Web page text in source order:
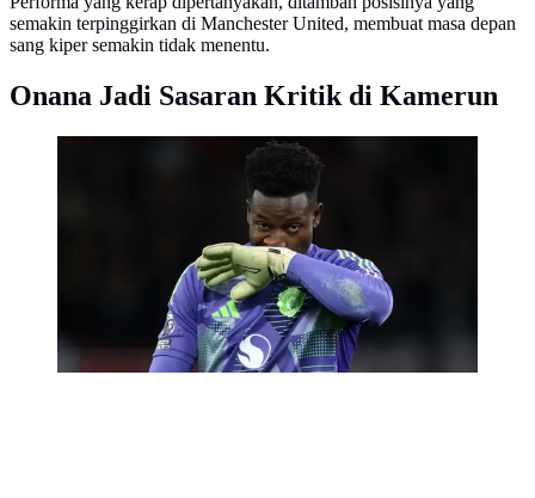
semakin terpinggirkan di Manchester United, membuat masa depan
sang kiper semakin tidak menentu.
Onana Jadi Sasaran Kritik di Kamerun
Kiper Manchester United, Andre Onana menyeka
melawan Newcastle yang berlangsung di Old Trafford,
Manchester, Inggris, Selasa (31/12/2024) WIB.
(AFP/Darren Staples)